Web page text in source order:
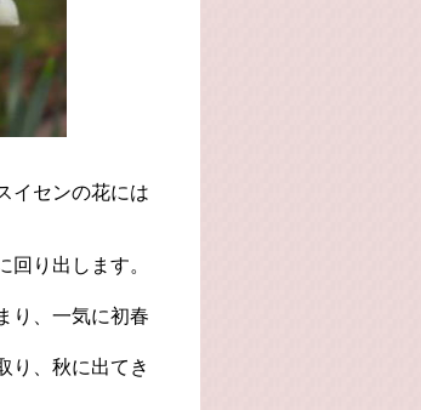
イセンの花には
り出します。
り、一気に初春
り、秋に出てき